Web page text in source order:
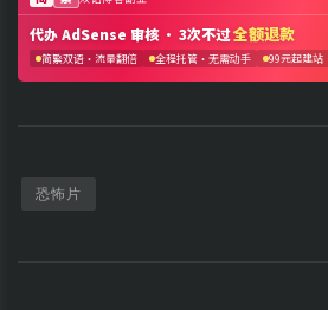
恐怖片